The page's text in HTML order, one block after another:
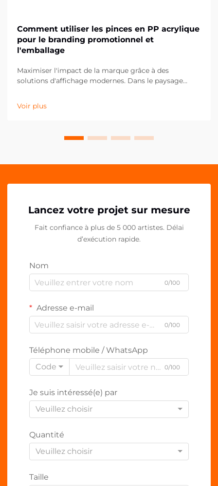
Comment utiliser les pinces en PP acrylique
pour le branding promotionnel et
l'emballage
Maximiser l'impact de la marque grâce à des
solutions d'affichage modernes. Dans le paysage
marketing, les moindres détails peuvent faire la plus
grande différence dans la présentation de la marque.
Voir plus
Lancez votre projet sur mesure
Fait confiance à plus de 5 000 artistes. Délai
d’exécution rapide.
Nom
0/100
Adresse e-mail
0/100
Téléphone mobile / WhatsApp
Code
0/100
Je suis intéressé(e) par
Veuillez choisir
Quantité
Veuillez choisir
Taille